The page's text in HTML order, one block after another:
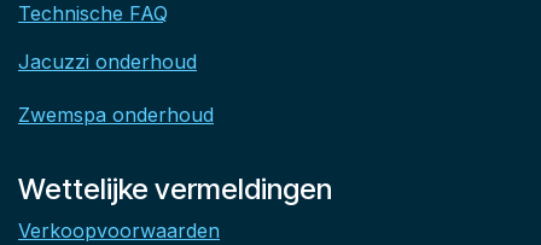
Technische FAQ
Jacuzzi onderhoud
Zwemspa onderhoud
Wettelijke vermeldingen
Verkoopvoorwaarden